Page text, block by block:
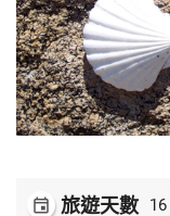
台灣
夯講座
自由行
event 旅遊天數 16